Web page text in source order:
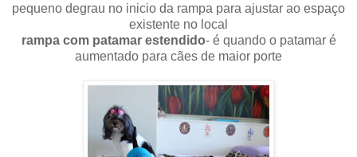
pequeno degrau no inicio da rampa para ajustar ao espaço
existente no local
rampa com patamar estendido- é quando o patamar é
aumentado para cães de maior porte